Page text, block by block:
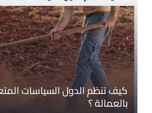
كيف تنظم الدول السياسات
بالعمالة ؟